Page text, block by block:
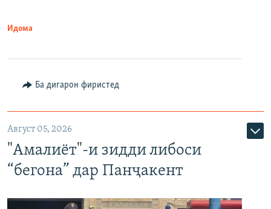
Идома
Ба дигарон фиристед
Август 05, 2026
"Амалиёт"-и зидди либоси
“бегона” дар Панҷакент